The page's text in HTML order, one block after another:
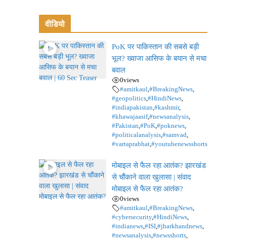
वीडियो
PoK पर पाकिस्तान की सबसे बड़ी
भूल? ख्वाजा आसिफ के बयान से मचा
बवाल
0views
#amitkaul,#BreakingNews,
#geopolitics,#HindiNews,
#indiapakistan,#kashmir,
#khawajaasif,#newsanalysis,
#Pakistan,#PoK,#poknews,
#politicalanalysis,#samvad,
#vartaprabhat,#youtubenewsshorts
मोबाइल से फैल रहा आतंक? झारखंड
से चौंकाने वाला खुलासा | संवाद
मोबाइल से फैल रहा आतंक?
0views
#amitkaul,#BreakingNews,
#cybersecurity,#HindiNews,
#indianews,#ISI,#jharkhandnews,
#newsanalysis,#newsshorts,